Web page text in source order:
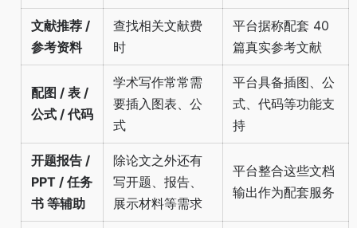
文献推荐 /
参考资料
查找相关文献费
时
平台据称配套 40
篇真实参考文献
配图 / 表 /
公式 / 代码
学术写作常常需
要插入图表、公
式
平台具备插图、公
式、代码等功能支
持
开题报告 /
PPT / 任务
书 等辅助
除论文之外还有
写开题、报告、
展示材料等需求
平台整合这些文档
输出作为配套服务